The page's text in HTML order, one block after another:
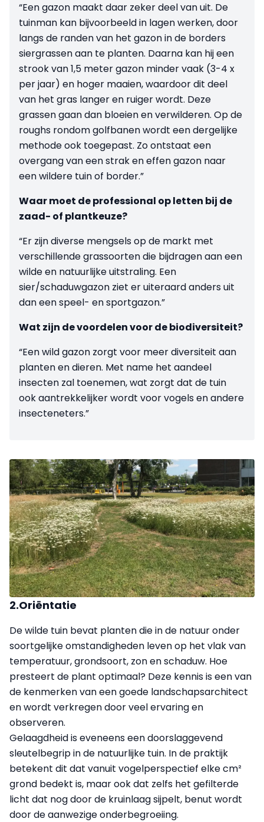
“Een gazon maakt daar zeker deel van uit. De
tuinman kan bijvoorbeeld in lagen werken, door
langs de randen van het gazon in de borders
siergrassen aan te planten. Daarna kan hij een
strook van 1,5 meter gazon minder vaak (3-4 x
per jaar) en hoger maaien, waardoor dit deel
van het gras langer en ruiger wordt. Deze
grassen gaan dan bloeien en verwilderen. Op de
roughs rondom golfbanen wordt een dergelijke
methode ook toegepast. Zo ontstaat een
overgang van een strak en effen gazon naar
een wildere tuin of border.”
Waar moet de professional op letten bij de
zaad- of plantkeuze?
“Er zijn diverse mengsels op de markt met
verschillende grassoorten die bijdragen aan een
wilde en natuurlijke uitstraling. Een
sier/schaduwgazon ziet er uiteraard anders uit
dan een speel- en sportgazon.”
Wat zijn de voordelen voor de biodiversiteit?
“Een wild gazon zorgt voor meer diversiteit aan
planten en dieren. Met name het aandeel
insecten zal toenemen, wat zorgt dat de tuin
ook aantrekkelijker wordt voor vogels en andere
insecteneters.”
2.Oriëntatie
De wilde tuin bevat planten die in de natuur onder
soortgelijke omstandigheden leven op het vlak van
temperatuur, grondsoort, zon en schaduw. Hoe
presteert de plant optimaal? Deze kennis is een van
de kenmerken van een goede landschapsarchitect
en wordt verkregen door veel ervaring en
observeren.
Gelaagdheid is eveneens een doorslaggevend
sleutelbegrip in de natuurlijke tuin. In de praktijk
betekent dit dat vanuit vogelperspectief elke cm²
grond bedekt is, maar ook dat zelfs het gefilterde
licht dat nog door de kruinlaag sijpelt, benut wordt
door de aanwezige onderbegroeiing.